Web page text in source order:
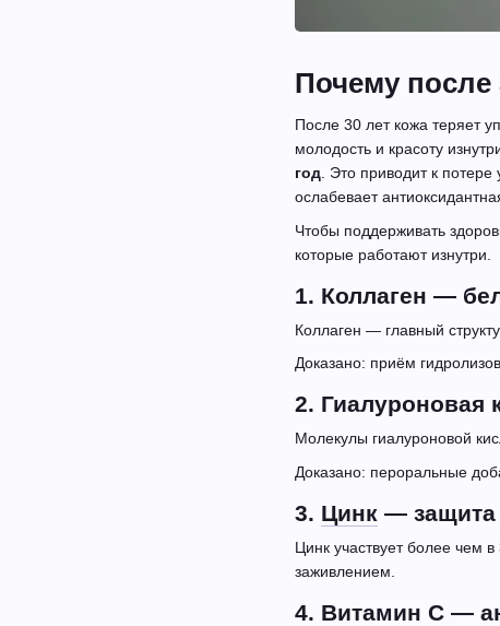
Почему после
После 30 лет кожа теряет
молодость и красоту
год. Это приводит к
ослабевает
Чтобы поддерживать
которые работают изнутри.
1. Коллаген —
Коллаген — главный
Доказано: приём
2. Гиалуроновая
Молекулы гиалуроновой
Доказано: пероральные
3. Цинк — защита
Цинк участвует более чем
заживлением.
4. Витамин С —